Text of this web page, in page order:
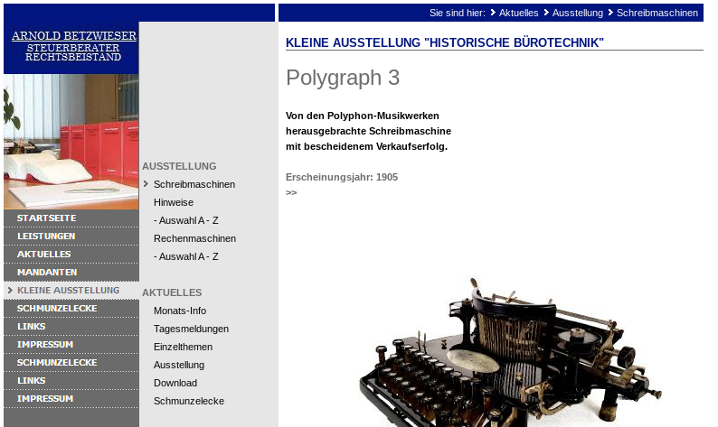
Sie sind hier: Aktuelles Ausstellung Schreibmaschinen
AUSSTELLUNG
Schreibmaschinen
Hinweise
- Auswahl A - Z
Rechenmaschinen
- Auswahl A - Z
AKTUELLES
Monats-Info
Tagesmeldungen
Einzelthemen
Ausstellung
Download
Schmunzelecke
KLEINE AUSSTELLUNG "HISTORISCHE BÜROTECHNIK"
Polygraph 3
Von den Polyphon-Musikwerken
herausgebrachte Schreibmaschine
mit bescheidenem Verkaufserfolg.
Erscheinungsjahr: 1905
>>